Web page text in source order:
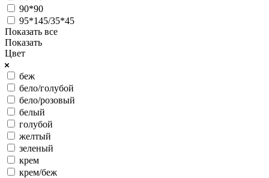
90*90
95*145/35*45
Показать все
Показать
Цвет
беж
бело/голубой
бело/розовый
белый
голубой
желтый
зеленый
крем
крем/беж